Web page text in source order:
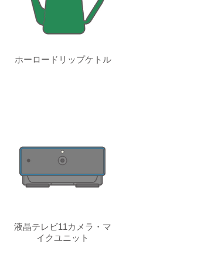
ホーロードリップケトル
液晶テレビ11カメラ・マ
イクユニット